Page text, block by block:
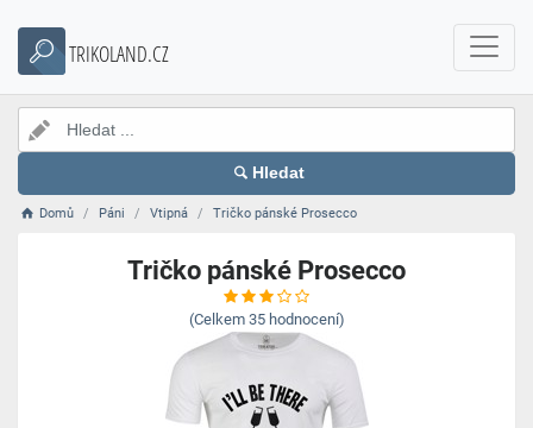
TRIKOLAND.CZ
Hledat
Domů Páni Vtipná Tričko pánské Prosecco
Tričko pánské Prosecco
(Celkem35 hodnocení)